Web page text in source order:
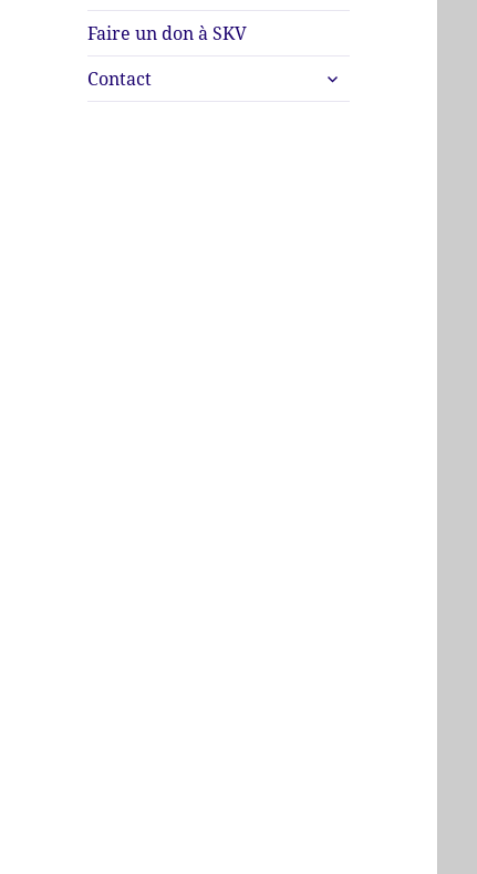
le
menu
Faire un don à SKV
Contact
ouvrir
le